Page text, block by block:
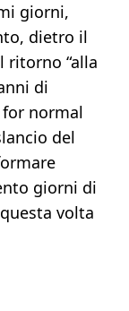
giorni,
dietro il
ritorno “alla
di
normal
del
giorni di
volta